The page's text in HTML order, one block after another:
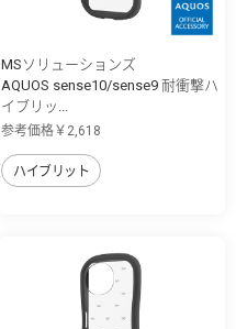
MSソリューションズ
AQUOS sense10/sense9 耐衝撃ハ
イブリッ...
参考価格￥2,618
ハイブリット